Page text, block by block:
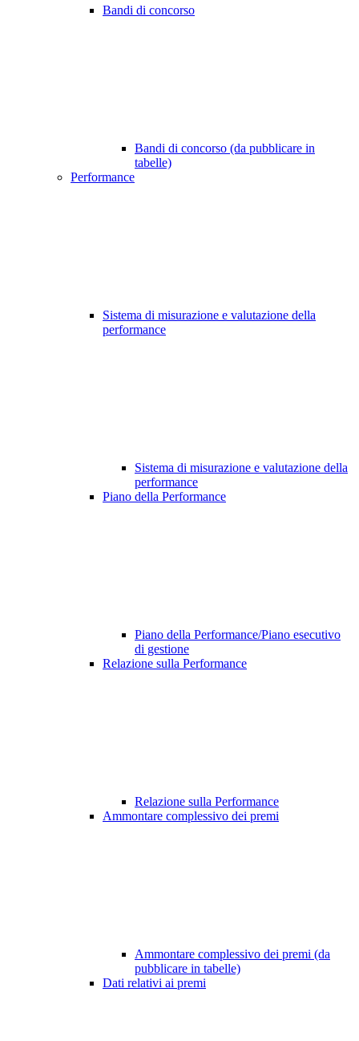
Bandi di concorso
Bandi di concorso (da pubblicare in
tabelle)
Performance
Sistema di misurazione e valutazione della
performance
Sistema di misurazione e valutazione della
performance
Piano della Performance
Piano della Performance/Piano esecutivo
di gestione
Relazione sulla Performance
Relazione sulla Performance
Ammontare complessivo dei premi
Ammontare complessivo dei premi (da
pubblicare in tabelle)
Dati relativi ai premi